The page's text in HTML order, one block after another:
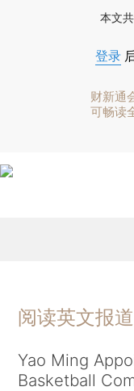
本文
登录
财新通
可畅读
阅读英文报道
Yao Ming
Basketball